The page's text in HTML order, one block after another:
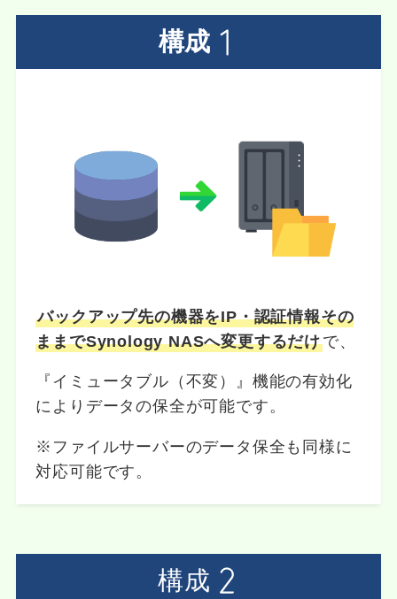
構成
バックアップ先の機器をIP・認証情報その
ままでSynology NASへ変更するだけで、
『イミュータブル（不変）』機能の有効化
によりデータの保全が可能です。
※ファイルサーバーのデータ保全も同様に
対応可能です。
構成